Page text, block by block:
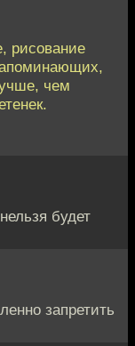
рисование
чем
будет
запретить